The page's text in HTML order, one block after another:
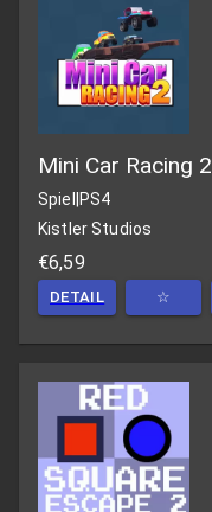
Mini Car Racing 2
Spiel
PS4
Kistler Studios
€6,59
DETAIL ☆